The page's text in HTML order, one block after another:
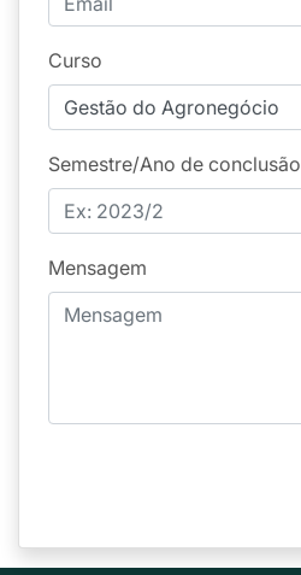
Curso
Semestre/Ano de conclusão
Mensagem